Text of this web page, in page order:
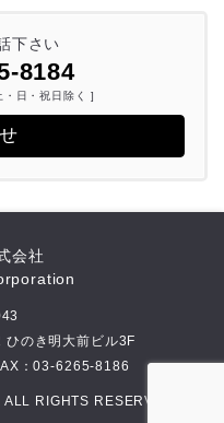
下さい
8184
日・祝日除く ]
会社
のき明大前ビル3F
：03-6265-8186
RIGHTS RESERVED